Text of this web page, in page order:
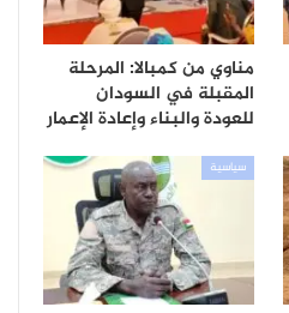
مناوي من كمبالا: المرحلة
المقبلة في السودان
للعودة والبناء وإعادة الإعمار
سياسية